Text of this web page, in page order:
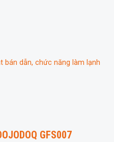
dẫn, chức năng làm lạnh
GFS007